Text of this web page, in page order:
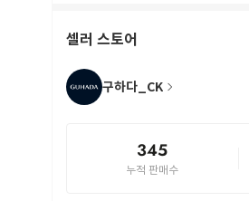
셀러 스토어
구하다_CK
345
누적 판매수